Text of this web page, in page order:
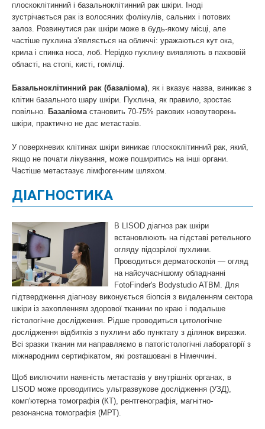
плоскоклітинний і базальноклітинний рак шкіри. Іноді
зустрічається рак із волосяних фолікулів, сальних і потових
залоз. Розвинутися рак шкіри може в будь-якому місці, але
частіше пухлина з'являється на обличчі: уражаються кут ока,
крила і спинка носа, лоб. Нерідко пухлину виявляють в пахвовій
області, на стопі, кисті, гомілці.
Базальноклітинний рак (базаліома), як і вказує назва, виникає з
клітин базального шару шкіри. Пухлина, як правило, зростає
повільно. Базаліомастановить 70-75% ракових новоутворень
шкіри, практично не дає метастазів.
У поверхневих клітинах шкіри виникає плоскоклітинний рак, який,
якщо не почати лікування, може поширитись на інші органи.
Частіше метастазує лімфогенним шляхом.
ДІАГНОСТИКА
В LISOD діагноз рак шкіри
встановлюють на підставі ретельного
огляду підозрілої пухлини.
Проводиться дерматоскопія — огляд
на найсучаснішому обладнанні
FotoFinder's Bodystudio ATBM. Для
підтвердження діагнозу виконується біопсія з видаленням сектора
шкіри із захопленням здорової тканини по краю і подальше
гістологічне дослідження. Рідше проводиться цитологічне
дослідження відбитків з пухлини або пунктату з ділянок виразки.
Всі зразки тканин ми направляємо в патогістологічні лабораторії з
міжнародним сертифікатом, які розташовані в Німеччині.
Щоб виключити наявність метастазів у внутрішніх органах, в
LISOD може проводитись ультразвукове дослідження (УЗД),
комп'ютерна томографія (КТ), рентгенографія, магнітно-
резонансна томографія (МРТ).